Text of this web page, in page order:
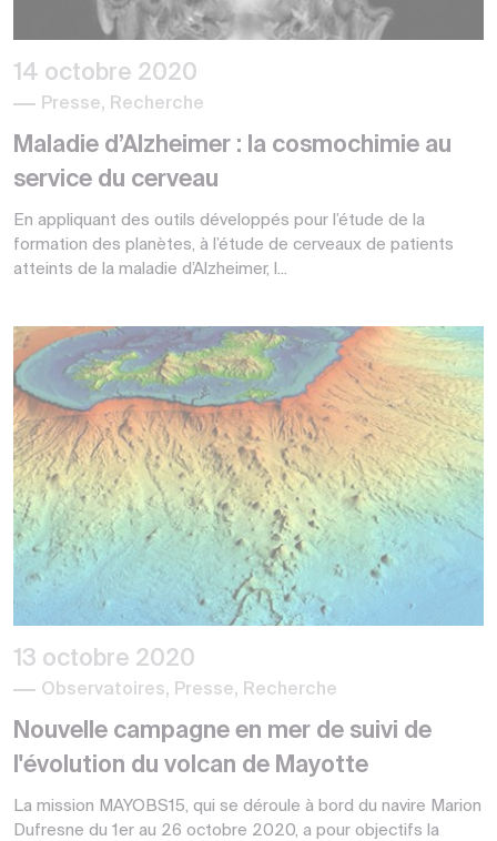
14 octobre 2020
Presse, Recherche
Maladie d’Alzheimer : la cosmochimie au
service du cerveau
En appliquant des outils développés pour l’étude de la
formation des planètes, à l’étude de cerveaux de patients
atteints de la maladie d’Alzheimer, l...
13 octobre 2020
Observatoires, Presse, Recherche
Nouvelle campagne en mer de suivi de
l'évolution du volcan de Mayotte
La mission MAYOBS15, qui se déroule à bord du navire Marion
Dufresne du 1er au 26 octobre 2020, a pour objectifs la